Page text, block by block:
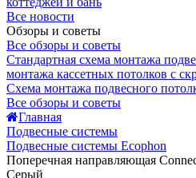
Все новости
Обзоры и советы
Все обзоры и советы
Стандартная схема монтажа
монтажа кассетных потолков с
Схема монтажа подвесного
Все обзоры и советы
Главная
Подвесные системы
Подвесные системы Ecophon
Поперечная направляющая
Серый